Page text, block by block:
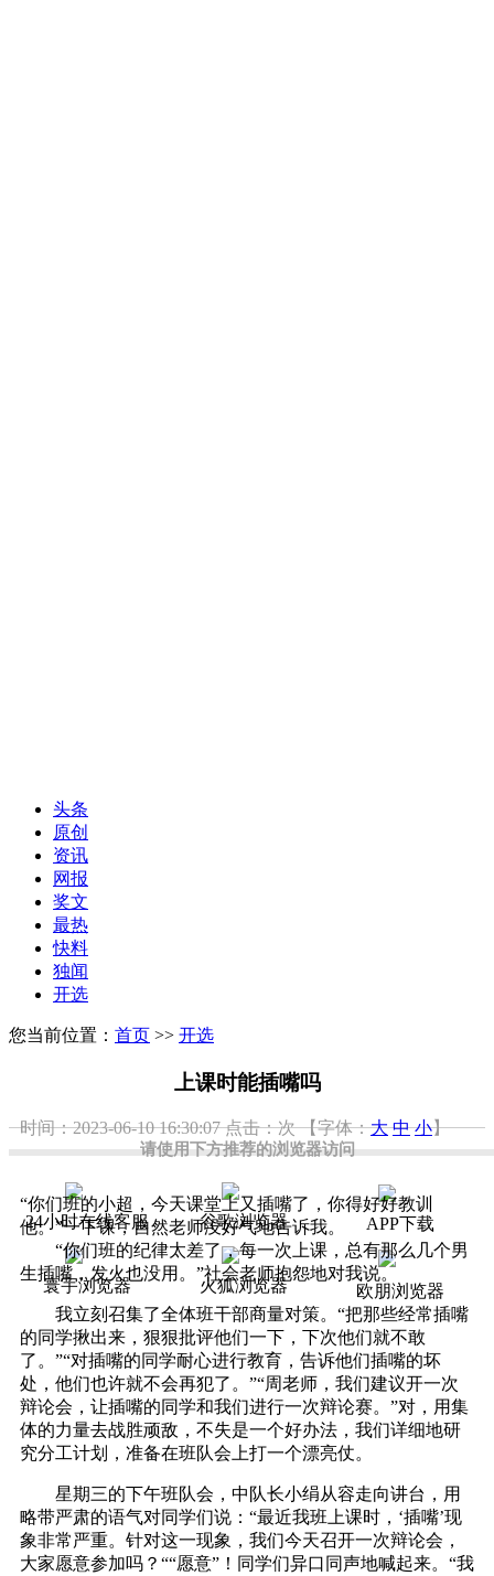
请使用下方推荐的浏览器访问
24小时在线客服 谷歌浏览器 APP下载
寰宇浏览器 火狐浏览器 欧朋浏览器
头条
原创
资讯
网报
奖文
最热
快料
独闻
开选
您当前位置： 首页 >> 开选
上课时能插嘴吗
时间：2023-06-10 16:30:07点击：次 【字体：大 中 小】
“你们班的小超，今天课堂上又插嘴了，你得好好教训
他。”一下课，自然老师没好气地告诉我。
“你们班的纪律太差了，每一次上课，总有那么几个男
生插嘴，发火也没用。”社会老师抱怨地对我说。
我立刻召集了全体班干部商量对策。“把那些经常插嘴
的同学揪出来，狠狠批评他们一下，下次他们就不敢
了。”“对插嘴的同学耐心进行教育，告诉他们插嘴的坏
处，他们也许就不会再犯了。”“周老师，我们建议开一次
辩论会，让插嘴的同学和我们进行一次辩论赛。”对，用集
体的力量去战胜顽敌，不失是一个好办法，我们详细地研
究分工计划，准备在班队会上打一个漂亮仗。
星期三的下午班队会，中队长小绢从容走向讲台，用
略带严肃的语气对同学们说：“最近我班上课时，‘插嘴’现
象非常严重。针对这一现象，我们今天召开一次辩论会，
大家愿意参加吗？““愿意”！同学们异口同声地喊起来。“我